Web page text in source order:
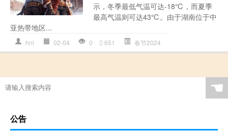
示，冬季最低气温可达-18℃，而夏季
最高气温则可达43℃。由于湖南位于中
亚热带地区...
hnl 02-04 0 651 春节2024
☚
公告